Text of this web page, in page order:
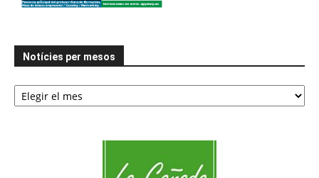
Notícies per mesos
Notícies
per